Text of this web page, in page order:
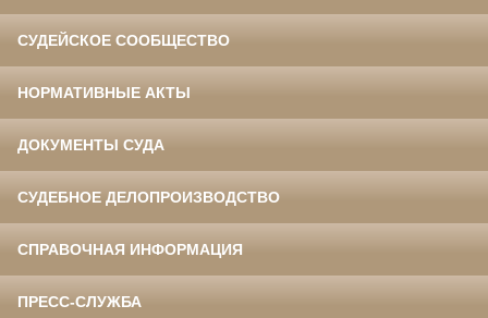
СУДЕЙСКОЕ СООБЩЕСТВО
НОРМАТИВНЫЕ АКТЫ
ДОКУМЕНТЫ СУДА
СУДЕБНОЕ ДЕЛОПРОИЗВОДСТВО
СПРАВОЧНАЯ ИНФОРМАЦИЯ
ПРЕСС-СЛУЖБА